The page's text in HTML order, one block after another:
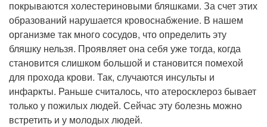
покрываются холестериновыми бляшками. За счет этих
образований нарушается кровоснабжение. В нашем
организме так много сосудов, что определить эту
бляшку нельзя. Проявляет она себя уже тогда, когда
становится слишком большой и становится помехой
для прохода крови. Так, случаются инсульты и
инфаркты. Раньше считалось, что атеросклероз бывает
только у пожилых людей. Сейчас эту болезнь можно
встретить и у молодых людей.